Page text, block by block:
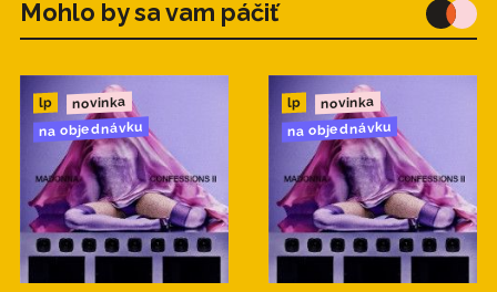
Mohlo by sa vam páčiť
lp novinka
na objednávku
lp novinka
na objednávku